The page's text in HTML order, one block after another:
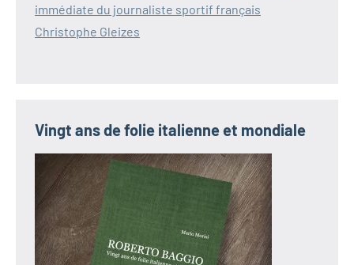
immédiate du journaliste sportif français
Christophe Gleizes
Vingt ans de folie italienne et mondiale